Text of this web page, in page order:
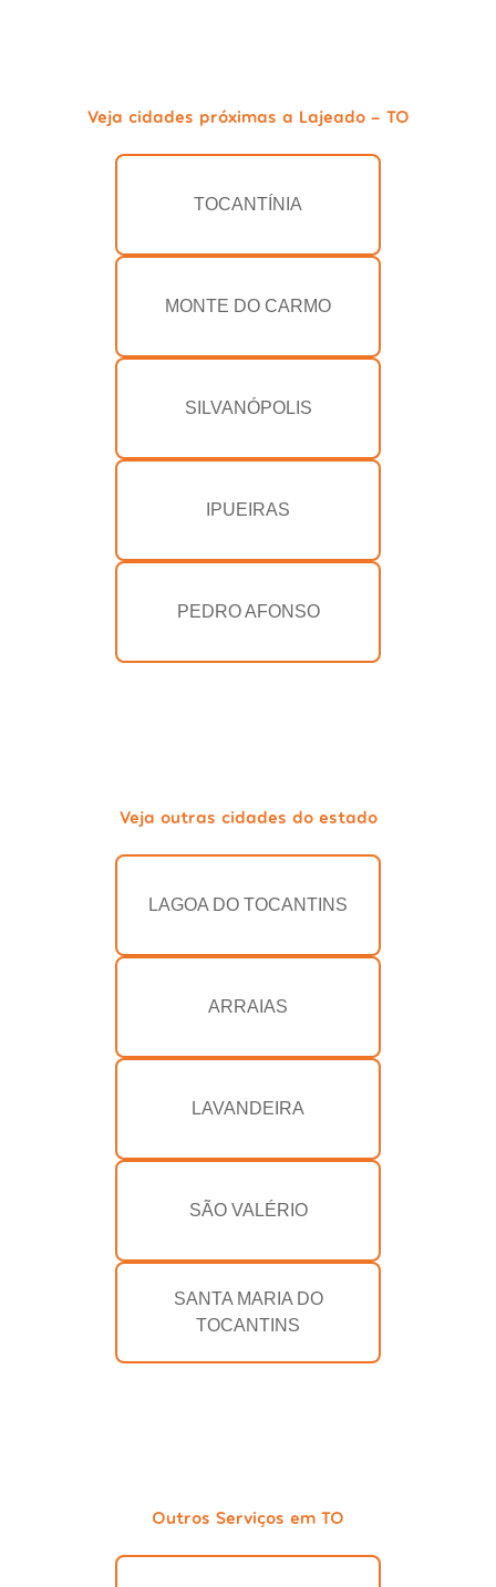
Veja cidades próximas a Lajeado - TO
TOCANTÍNIA
MONTE DO CARMO
SILVANÓPOLIS
IPUEIRAS
PEDRO AFONSO
Veja outras cidades do estado
LAGOA DO TOCANTINS
ARRAIAS
LAVANDEIRA
SÃO VALÉRIO
SANTA MARIA DO
TOCANTINS
Outros Serviços em TO